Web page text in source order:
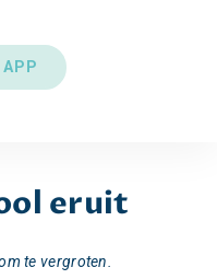
APP
eruit
te vergroten.